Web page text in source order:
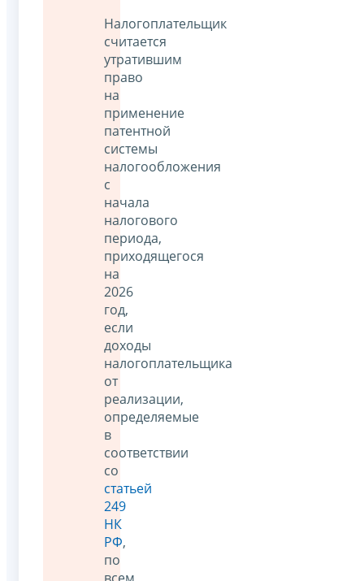
Налогоплательщик
считается
утратившим
право
на
применение
патентной
системы
налогообложения
с
начала
налогового
периода,
приходящегося
на
2026
год,
если
доходы
налогоплательщика
от
реализации,
определяемые
в
соответствии
со
статьей
249
НК
РФ,
по